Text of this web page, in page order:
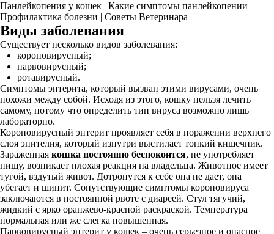
Панлейкопения у кошек | Какие симптомы панлейкопении |
Профилактика болезни | Советы Ветеринара
Виды заболевания
Существует несколько видов заболевания:
короновирусный;
парвовирусный;
ротавирусный.
Симптомы энтерита, который вызван этими вирусами, очень
похожи между собой. Исходя из этого, кошку нельзя лечить
самому, потому что определить тип вируса возможно лишь
лабораторно.
Короновирусный энтерит проявляет себя в поражении верхнего
слоя эпителия, который изнутри выстилает тонкий кишечник.
Зараженная кошка постоянно беспокоится, не употребляет
пищу, возникает плохая реакция на владельца. Животное имеет
тугой, вздутый живот. Дотронутся к себе она не дает, она
убегает и шипит. Сопутствующие симптомы короновируса
заключаются в постоянной рвоте с диареей. Стул тягучий,
жидкий с ярко оранжево-красной раскраской. Температура
нормальная или же слегка повышенная.
Парвовирусный энтерит у кошек – очень серьезное и опасное